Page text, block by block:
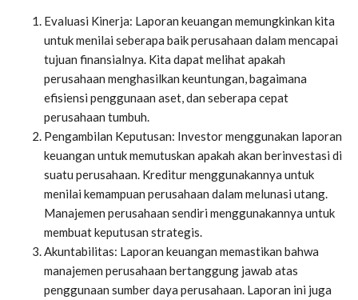
Evaluasi Kinerja: Laporan keuangan memungkinkan kita
untuk menilai seberapa baik perusahaan dalam mencapai
tujuan finansialnya. Kita dapat melihat apakah
perusahaan menghasilkan keuntungan, bagaimana
efisiensi penggunaan aset, dan seberapa cepat
perusahaan tumbuh.
Pengambilan Keputusan: Investor menggunakan laporan
keuangan untuk memutuskan apakah akan berinvestasi di
suatu perusahaan. Kreditur menggunakannya untuk
menilai kemampuan perusahaan dalam melunasi utang.
Manajemen perusahaan sendiri menggunakannya untuk
membuat keputusan strategis.
Akuntabilitas: Laporan keuangan memastikan bahwa
manajemen perusahaan bertanggung jawab atas
penggunaan sumber daya perusahaan. Laporan ini juga